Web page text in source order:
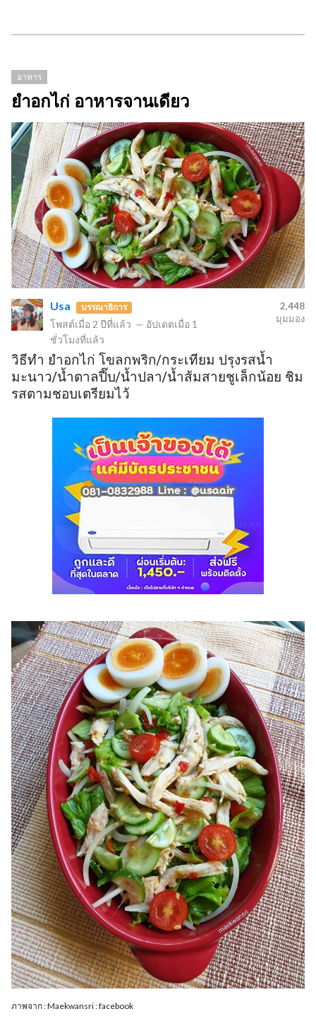
อาหาร
ยำอกไก่ อาหารจานเดียว
Usa บรรณาธิการ
โพสต์เมื่อ 2 ปีที่แล้ว — อัปเดตเมื่อ 1
ชั่วโมงที่แล้ว
2,448
มุมมอง
วิธีทำ ยำอกไก่ โขลกพริก/กระเทียม ปรุงรสน้ำ
มะนาว/น้ำตาลปี๊บ/น้ำปลา/น้ำส้มสายชูเล็กน้อย ชิม
รสตามชอบเตรียมไว้
ภาพจาก : Maekwansri : facebook